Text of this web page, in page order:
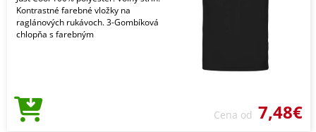
Kontrastné farebné vložky na
raglánových rukávoch. 3-Gombíková
chlopňa s farebným
Cena od 7,48€